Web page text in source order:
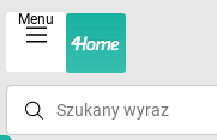
Menu